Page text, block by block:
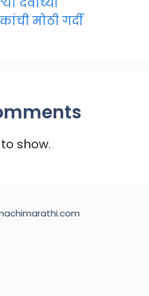
मोठी गर्दी
show.